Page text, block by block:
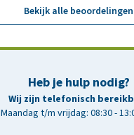
Bekijk alle beoordelingen
Heb je hulp nodig?
Wij zijn telefonisch
Maandag t/m vrijdag: 08:30 -